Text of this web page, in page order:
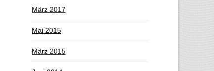
März 2017
Mai 2015
März 2015